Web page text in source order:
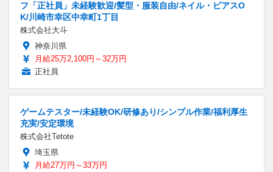
フ「正社員」未経験歓迎/髪型・服装自由/ネイル・ピアスO
K/川崎市幸区中幸町1丁目
株式会社大斗
神奈川県
月給25万2,100円～32万円
正社員
ゲームテスター/未経験OK/研修あり/シンプル作業/福利厚生
充実/安定環境
株式会社Tetote
埼玉県
月給27万円～33万円